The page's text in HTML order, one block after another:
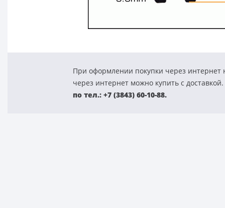
При оформлении покупки через интернет
через интернет можно купить с
по тел.: +7 (3843) 60-10-88.